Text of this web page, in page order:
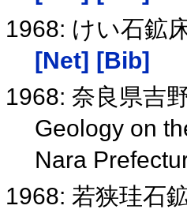
1968: けい石鉱
[Net] [Bib]
1968: 奈良県吉
Geology on
Nara
1968: 若狭珪石